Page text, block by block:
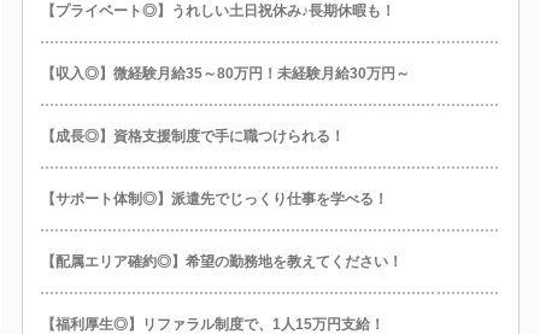
【プライベート◎】うれしい土日祝休み♪長期休暇も！
【収入◎】微経験月給35～80万円！未経験月給30万円～
【成長◎】資格支援制度で手に職つけられる！
【サポート体制◎】派遣先でじっくり仕事を学べる！
【配属エリア確約◎】希望の勤務地を教えてください！
【福利厚生◎】リファラル制度で、1人15万円支給！